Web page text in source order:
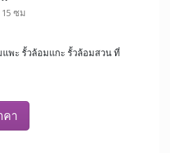
ซม
พะ รั้วล้อมแกะ รั้วล้อมสวน ที่
คา